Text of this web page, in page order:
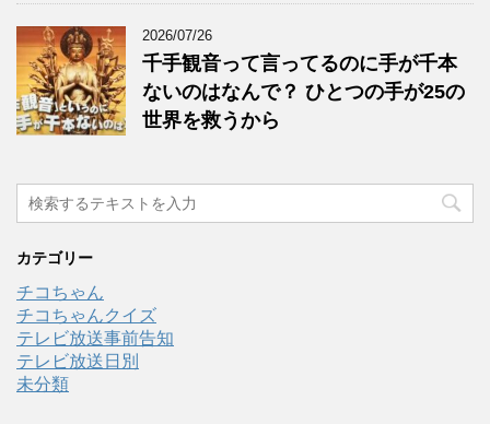
2026/07/26
千手観音って言ってるのに手が千本
ないのはなんで？ ひとつの手が25の
世界を救うから
カテゴリー
チコちゃん
チコちゃんクイズ
テレビ放送事前告知
テレビ放送日別
未分類